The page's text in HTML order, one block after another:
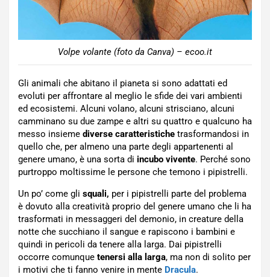
Volpe volante (foto da Canva) – ecoo.it
Gli animali che abitano il pianeta si sono adattati ed
evoluti per affrontare al meglio le sfide dei vari ambienti
ed ecosistemi. Alcuni volano, alcuni strisciano, alcuni
camminano su due zampe e altri su quattro e qualcuno ha
messo insieme diverse caratteristiche trasformandosi in
quello che, per almeno una parte degli appartenenti al
genere umano, è una sorta di incubo vivente. Perché sono
purtroppo moltissime le persone che temono i pipistrelli.
Un po’ come gli squali, per i pipistrelli parte del problema
è dovuto alla creatività proprio del genere umano che li ha
trasformati in messaggeri del demonio, in creature della
notte che succhiano il sangue e rapiscono i bambini e
quindi in pericoli da tenere alla larga. Dai pipistrelli
occorre comunque tenersi alla larga, ma non di solito per
i motivi che ti fanno venire in mente Dracula.